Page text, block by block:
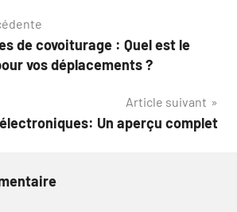
de covoiturage : Quel est le
vos déplacements ?
Article suivant
Un aperçu complet